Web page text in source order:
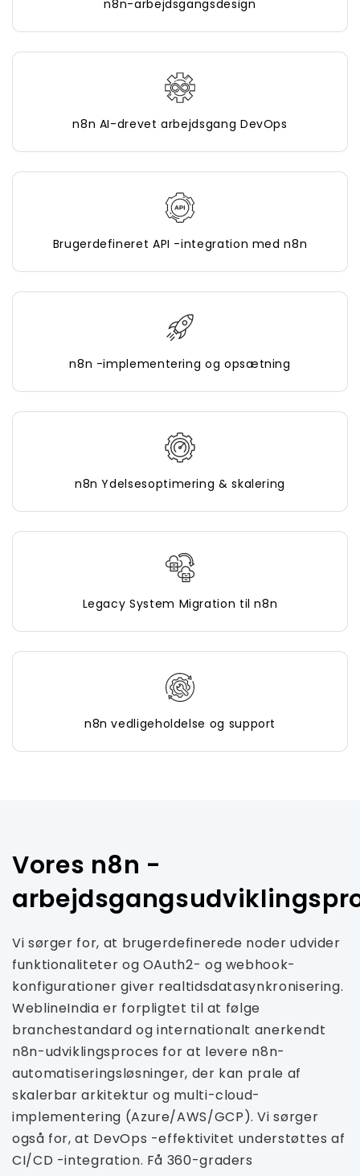
n8n-arbejdsgangsdesign
n8n AI-drevet arbejdsgang DevOps
Brugerdefineret API -integration med n8n
n8n -implementering og opsætning
n8n Ydelsesoptimering & skalering
Legacy System Migration til n8n
n8n vedligeholdelse og support
Vores n8n -
Vi sørger for, at brugerdefinerede noder udvider
funktionaliteter og OAuth2- og webhook-
konfigurationer giver realtidsdatasynkronisering.
WeblineIndia er forpligtet til at følge
branchestandard og internationalt anerkendt
n8n-udviklingsproces for at levere n8n-
automatiseringsløsninger, der kan prale af
skalerbar arkitektur og multi-cloud-
implementering (Azure/AWS/GCP). Vi sørger
også for, at DevOps -effektivitet understøttes af
CI/CD -integration. Få 360-graders